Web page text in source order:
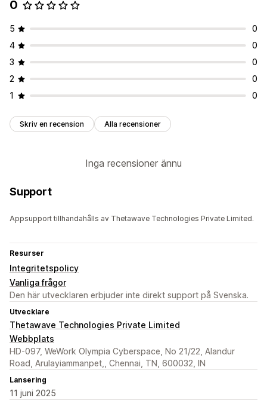
0
5
0
4
0
3
0
2
0
1
0
Skriv en recension Alla recensioner
Inga recensioner ännu
Support
Appsupport tillhandahålls av Thetawave Technologies Private Limited.
Resurser
Integritetspolicy
Vanliga frågor
Den här utvecklaren erbjuder inte direkt support på Svenska.
Utvecklare
Thetawave Technologies Private Limited
Webbplats
HD-097, WeWork Olympia Cyberspace, No 21/22, Alandur
Road, Arulayiammanpet,, Chennai, TN, 600032, IN
Lansering
11 juni 2025